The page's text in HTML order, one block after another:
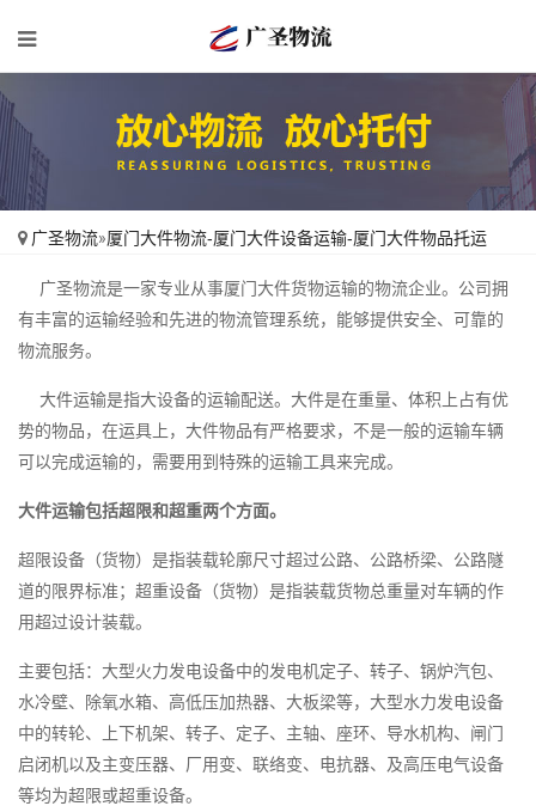
广圣物流»厦门大件物流-厦门大件设备运输-厦门大件物品托运
广圣物流是一家专业从事厦门大件货物运输的物流企业。公司拥
有丰富的运输经验和先进的物流管理系统，能够提供安全、可靠的
物流服务。
大件运输是指大设备的运输配送。大件是在重量、体积上占有优
势的物品，在运具上，大件物品有严格要求，不是一般的运输车辆
可以完成运输的，需要用到特殊的运输工具来完成。
大件运输包括超限和超重两个方面。
超限设备（货物）是指装载轮廓尺寸超过公路、公路桥梁、公路隧
道的限界标准；超重设备（货物）是指装载货物总重量对车辆的作
用超过设计装载。
主要包括：大型火力发电设备中的发电机定子、转子、锅炉汽包、
水冷壁、除氧水箱、高低压加热器、大板梁等，大型水力发电设备
中的转轮、上下机架、转子、定子、主轴、座环、导水机构、闸门
启闭机以及主变压器、厂用变、联络变、电抗器、及高压电气设备
等均为超限或超重设备。